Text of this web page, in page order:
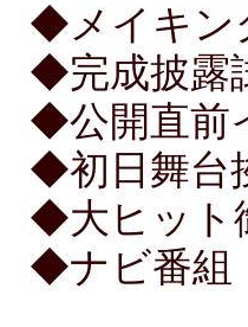
◆メイキン
◆完成披露
◆公開直前
◆初日舞台
◆大ヒット
◆ナ